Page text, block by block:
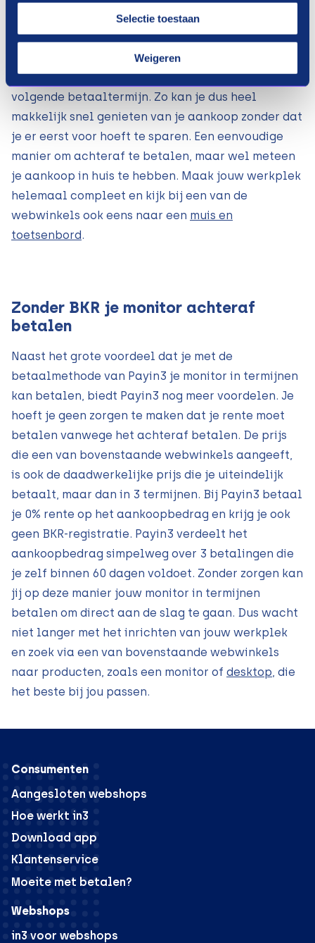
Selectie toestaan
Weigeren
installeren en gebruiken. De tweede betaling
volgt binnen een termijn van 30 dagen. De laatste
termijn voldoe je binnen 60 dagen na aankoop.
Payin3 zal je een herinnering sturen voor de
volgende betaaltermijn. Zo kan je dus heel
makkelijk snel genieten van je aankoop zonder dat
je er eerst voor hoeft te sparen. Een eenvoudige
manier om achteraf te betalen, maar wel meteen
je aankoop in huis te hebben. Maak jouw werkplek
helemaal compleet en kijk bij een van de
webwinkels ook eens naar een muis en
toetsenbord.
Zonder BKR je monitor achteraf
betalen
Naast het grote voordeel dat je met de
betaalmethode van Payin3 je monitor in termijnen
kan betalen, biedt Payin3 nog meer voordelen. Je
hoeft je geen zorgen te maken dat je rente moet
betalen vanwege het achteraf betalen. De prijs
die een van bovenstaande webwinkels aangeeft,
is ook de daadwerkelijke prijs die je uiteindelijk
betaalt, maar dan in 3 termijnen. Bij Payin3 betaal
je 0% rente op het aankoopbedrag en krijg je ook
geen BKR-registratie. Payin3 verdeelt het
aankoopbedrag simpelweg over 3 betalingen die
je zelf binnen 60 dagen voldoet. Zonder zorgen kan
jij op deze manier jouw monitor in termijnen
betalen om direct aan de slag te gaan. Dus wacht
niet langer met het inrichten van jouw werkplek
en zoek via een van bovenstaande webwinkels
naar producten, zoals een monitor of desktop , die
het beste bij jou passen.
Consumenten
Aangesloten webshops
Hoe werkt in3
Download app
Klantenservice
Moeite met betalen?
Webshops
in3 voor webshops